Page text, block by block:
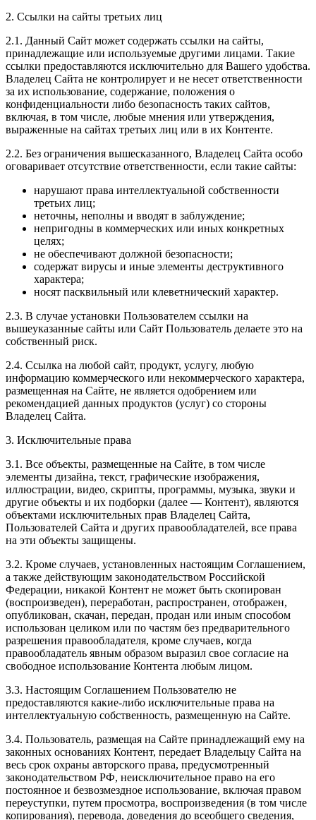
2. Ссылки на сайты третьих лиц
2.1. Данный Сайт может содержать ссылки на сайты,
принадлежащие или используемые другими лицами. Такие
ссылки предоставляются исключительно для Вашего удобства.
Владелец Сайта не контролирует и не несет ответственности
за их использование, содержание, положения о
конфиденциальности либо безопасность таких сайтов,
включая, в том числе, любые мнения или утверждения,
выраженные на сайтах третьих лиц или в их Контенте.
2.2. Без ограничения вышесказанного, Владелец Сайта особо
оговаривает отсутствие ответственности, если такие сайты:
нарушают права интеллектуальной собственности
третьих лиц;
неточны, неполны и вводят в заблуждение;
непригодны в коммерческих или иных конкретных
целях;
не обеспечивают должной безопасности;
содержат вирусы и иные элементы деструктивного
характера;
носят пасквильный или клеветнический характер.
2.3. В случае установки Пользователем ссылки на
вышеуказанные сайты или Сайт Пользователь делаете это на
собственный риск.
2.4. Ссылка на любой сайт, продукт, услугу, любую
информацию коммерческого или некоммерческого характера,
размещенная на Сайте, не является одобрением или
рекомендацией данных продуктов (услуг) со стороны
Владелец Сайта.
3. Исключительные права
3.1. Все объекты, размещенные на Сайте, в том числе
элементы дизайна, текст, графические изображения,
иллюстрации, видео, скрипты, программы, музыка, звуки и
другие объекты и их подборки (далее — Контент), являются
объектами исключительных прав Владелец Сайта,
Пользователей Сайта и других правообладателей, все права
на эти объекты защищены.
3.2. Кроме случаев, установленных настоящим Соглашением,
а также действующим законодательством Российской
Федерации, никакой Контент не может быть скопирован
(воспроизведен), переработан, распространен, отображен,
опубликован, скачан, передан, продан или иным способом
использован целиком или по частям без предварительного
разрешения правообладателя, кроме случаев, когда
правообладатель явным образом выразил свое согласие на
свободное использование Контента любым лицом.
3.3. Настоящим Соглашением Пользователю не
предоставляются какие-либо исключительные права на
интеллектуальную собственность, размещенную на Сайте.
3.4. Пользователь, размещая на Сайте принадлежащий ему на
законных основаниях Контент, передает Владельцу Сайта на
весь срок охраны авторского права, предусмотренный
законодательством РФ, неисключительное право на его
постоянное и безвозмездное использование, включая правом
переуступки, путем просмотра, воспроизведения (в том числе
копирования), перевода, доведения до всеобщего сведения,